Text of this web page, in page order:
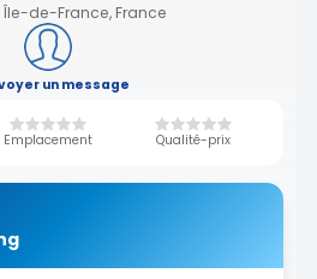
Île-de-France, France
un message
Emplacement Qualité-prix